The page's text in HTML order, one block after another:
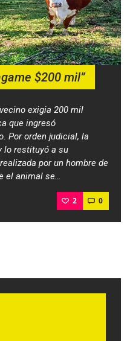
$200 mil”
exigia 200 mil
que ingresó
Por orden judicial, la
lo restituyó a su
por un hombre de
el animal se…
2 0